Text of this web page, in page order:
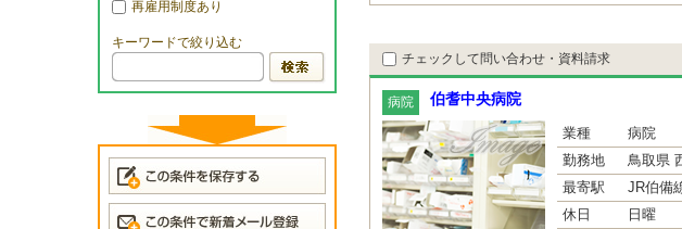
再雇用制度あり
キーワードで絞り込む
チェックして問い合わせ・資料請求
病院 伯耆中央病院
業種
病院
勤務地
鳥取県
最寄駅
JR伯備
休日
日曜